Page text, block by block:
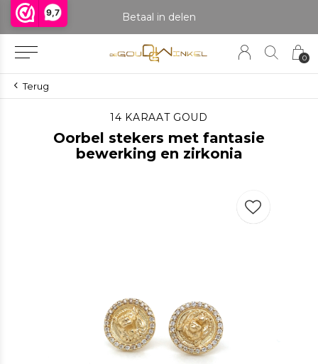
9,7
0
Betaal in delen
Terug
14 KARAAT GOUD
Oorbel stekers met fantasie
bewerking en zirkonia